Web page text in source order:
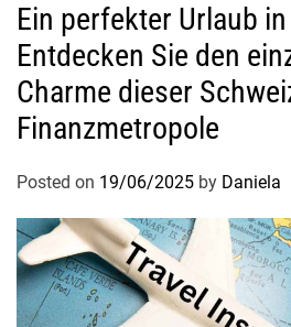
Ein perfekter Urlaub
Entdecken Sie den
Charme dieser
Finanzmetropole
Posted on 19/06/2025 by Daniela